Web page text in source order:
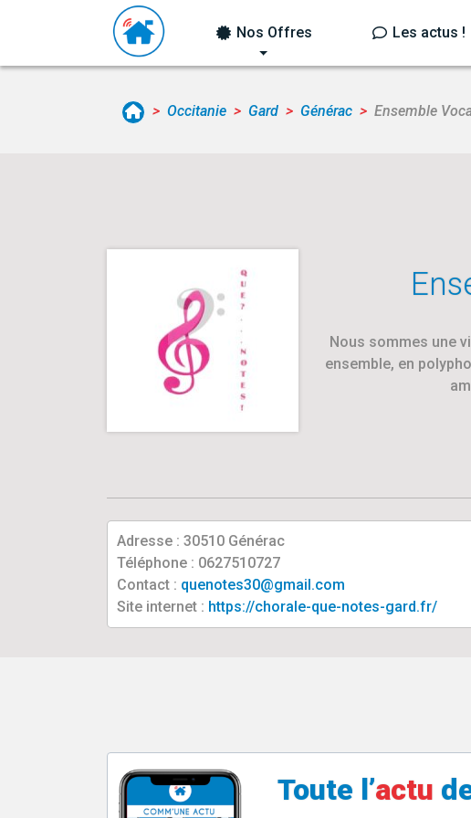
Nos Offres Les actus !
Occitanie Gard Générac Ensemble
Nous sommes une
ensemble, en
Adresse : 30510 Générac
Téléphone : 0627510727
Contact : quenotes30@gmail.com
Site internet : https://chorale-que-notes-gard.fr/
Toute l’actu